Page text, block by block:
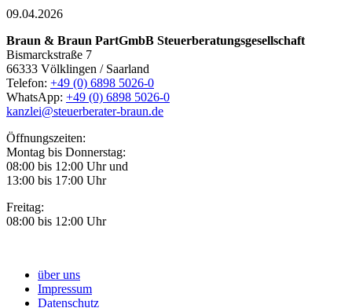
09.04.2026
Braun & Braun PartGmbB Steuerberatungsgesellschaft
Bismarckstraße 7
66333 Völklingen / Saarland
Telefon: +49 (0) 6898 5026-0
WhatsApp: +49 (0) 6898 5026-0
kanzlei@steuerberater-braun.de
Öffnungszeiten:
Montag bis Donnerstag:
08:00 bis 12:00 Uhr und
13:00 bis 17:00 Uhr
Freitag:
08:00 bis 12:00 Uhr
über uns
Impressum
Datenschutz